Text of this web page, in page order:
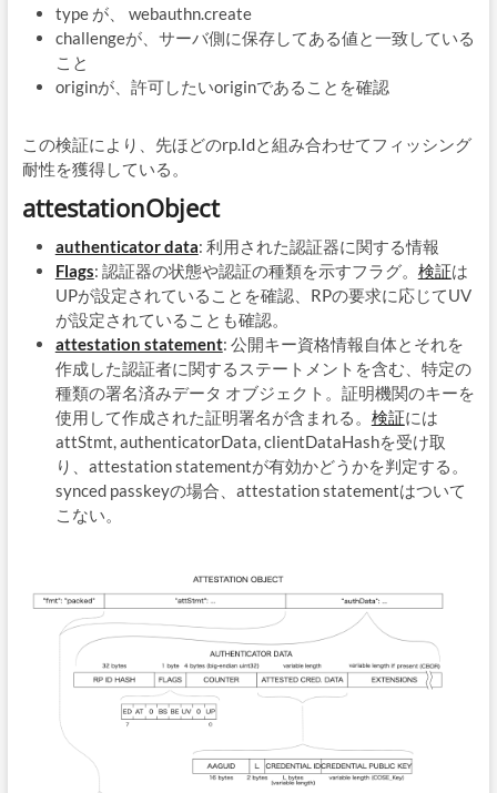
type が、 webauthn.create
challengeが、サーバ側に保存してある値と一致している
こと
originが、許可したいoriginであることを確認
この検証により、先ほどのrp.Idと組み合わせてフィッシング
耐性を獲得している。
attestationObject
authenticator data: 利用された認証器に関する情報
Flags: 認証器の状態や認証の種類を示すフラグ。 検証は
UPが設定されていることを確認、RPの要求に応じてUV
が設定されていることも確認。
attestation statement: 公開キー資格情報自体とそれを
作成した認証者に関するステートメントを含む、特定の
種類の署名済みデータ オブジェクト。証明機関のキーを
使用して作成された証明署名が含まれる。 検証には
attStmt, authenticatorData, clientDataHashを受け取
り、attestation statementが有効かどうかを判定する。
synced passkeyの場合、attestation statementはついて
こない。